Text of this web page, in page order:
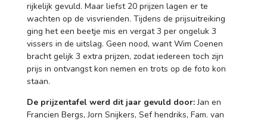
rijkelijk gevuld. Maar liefst 20 prijzen lagen er te
wachten op de visvrienden. Tijdens de prijsuitreiking
ging het een beetje mis en vergat 3 per ongeluk 3
vissers in de uitslag. Geen nood, want Wim Coenen
bracht gelijk 3 extra prijzen, zodat iedereen toch zijn
prijs in ontvangst kon nemen en trots op de foto kon
staan.
De prijzentafel werd dit jaar gevuld door:Jan en
Francien Bergs, Jorn Snijkers, Sef hendriks, Fam. van